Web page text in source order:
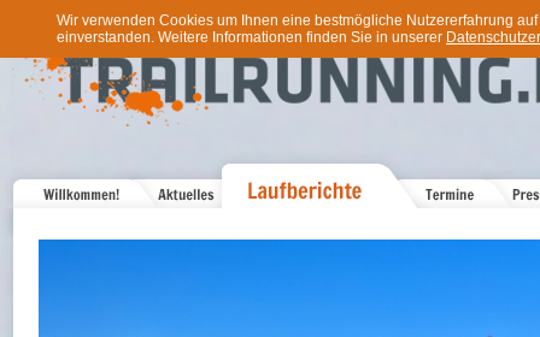
Wir verwenden Cookies um Ihnen eine bestmögliche Nutzererfahrung
einverstanden. Weitere Informationen finden Sie in unserer